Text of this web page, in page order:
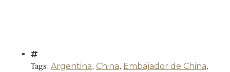
Tags: Argentina, China, Embajador de China,